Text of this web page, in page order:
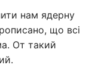
нам ядерну
що всі
От такий